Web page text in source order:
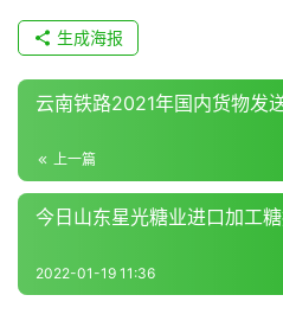
生成海报
云南铁路2021年国内货物发
上一篇
今日山东星光糖业进口加工
2022-01-19 11:36